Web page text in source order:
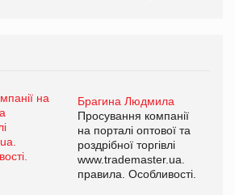
Брагина Людмила
Просування компанії
на порталі оптової та
роздрібної торгівлі
www.trademaster.ua.
правила. Особливості.